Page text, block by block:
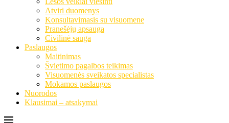
Atviri duomenys
Konsultavimasis su visuomene
Pranešėjų apsauga
Civilinė sauga
Paslaugos
Maitinimas
Švietimo pagalbos teikimas
Visuomenės sveikatos specialistas
Mokamos paslaugos
Nuorodos
Klausimai – atsakymai